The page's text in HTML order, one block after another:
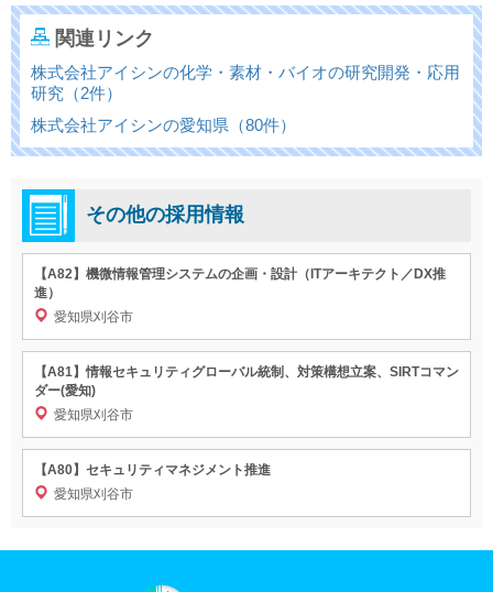
関連リンク
株式会社アイシンの化学・素材・バイオの研究開発・応用
研究（2件）
株式会社アイシンの愛知県（80件）
その他の採用情報
【A82】機微情報管理システムの企画・設計（ITアーキテクト／DX推
進）
愛知県刈谷市
【A81】情報セキュリティグローバル統制、対策構想立案、SIRTコマン
ダー(愛知)
愛知県刈谷市
【A80】セキュリティマネジメント推進
愛知県刈谷市